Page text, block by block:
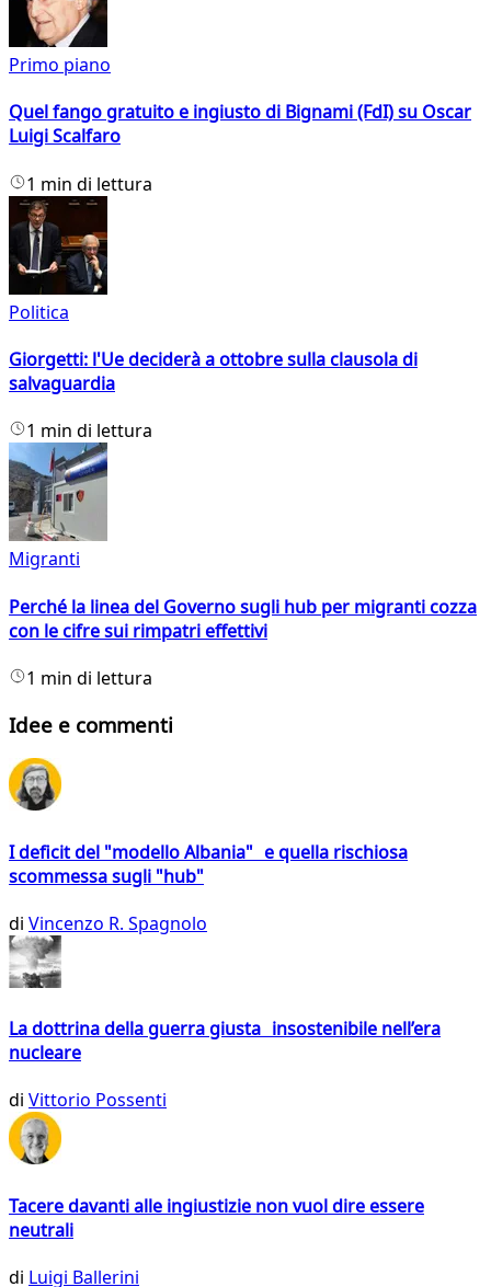
Primo piano
Quel fango gratuito e ingiusto di Bignami (FdI) su Oscar
Luigi Scalfaro
1 min di lettura
Politica
Giorgetti: l'Ue deciderà a ottobre sulla clausola di
salvaguardia
1 min di lettura
Migranti
Perché la linea del Governo sugli hub per migranti cozza
con le cifre sui rimpatri effettivi
1 min di lettura
Idee e commenti
I deficit del "modello Albania" e quella rischiosa
scommessa sugli "hub"
di Vincenzo R. Spagnolo
La dottrina della guerra giusta insostenibile nell’era
nucleare
di Vittorio Possenti
Tacere davanti alle ingiustizie non vuol dire essere
neutrali
di Luigi Ballerini